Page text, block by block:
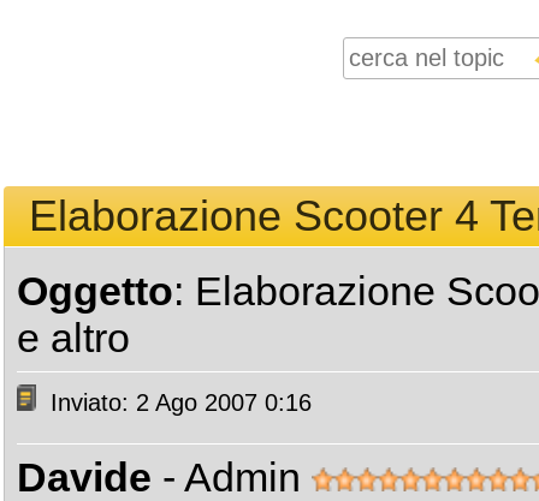
Elaborazione Scooter 4
Oggetto: Elaborazione
e altro
Inviato: 2 Ago 2007 0:16
Davide - Admin